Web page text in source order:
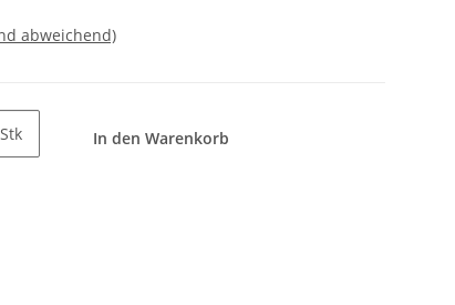
abweichend)
Stk In den Warenkorb